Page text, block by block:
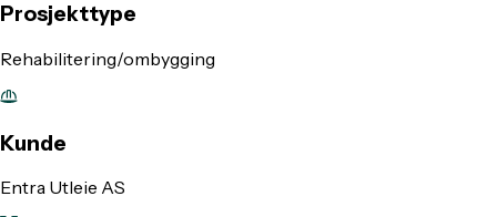
Prosjekttype
Rehabilitering/ombygging
Kunde
Entra Utleie AS